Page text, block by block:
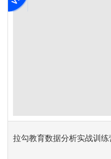
拉勾教育数据分析实战训练